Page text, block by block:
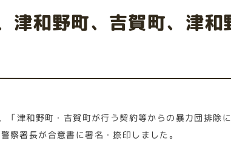
津和野町、吉賀町、津
津和野町・吉賀町が行う契約等からの暴力団排除
察署長が合意書に署名・捺印しました。